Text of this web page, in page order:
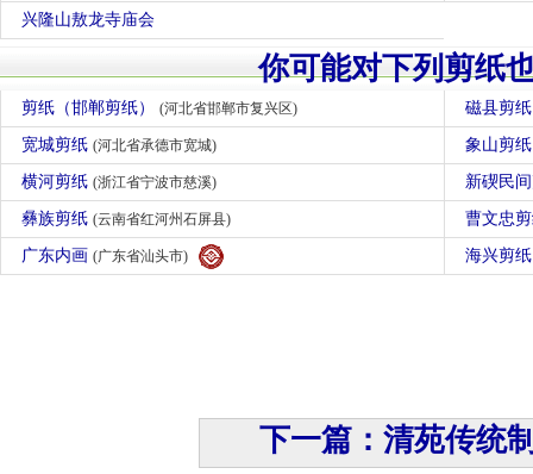
兴隆山敖龙寺庙会
你可能对下列剪纸
剪纸（邯郸剪纸） (河北省邯郸市复兴区) 磁县剪
宽城剪纸 (河北省承德市宽城) 象山剪
横河剪纸 (浙江省宁波市慈溪) 新碶民
彝族剪纸 (云南省红河州石屏县) 曹文忠
广东内画 (广东省汕头市) 海兴剪
下一篇：清苑传统